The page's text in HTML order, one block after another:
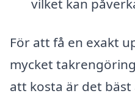
vilket kan
För att få en exakt
mycket
att kosta är det